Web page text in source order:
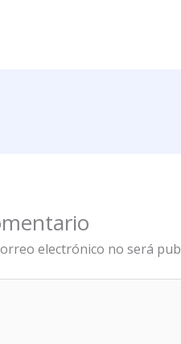
electrónico no será